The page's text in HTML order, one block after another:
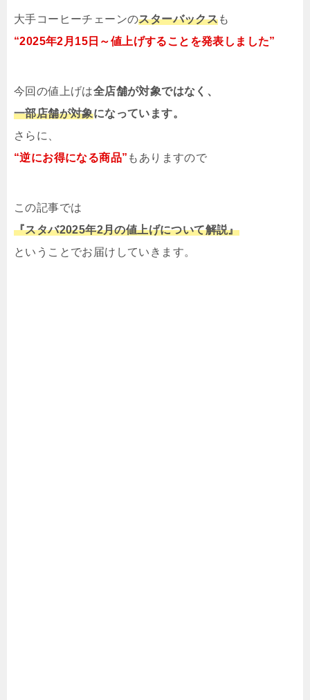
大手コーヒーチェーンのスターバックスも
“2025年2月15日～値上げすることを発表しました”
今回の値上げは全店舗が対象ではなく、
一部店舗が対象になっています。
さらに、
“逆にお得になる商品” もありますので
この記事では
『スタバ2025年2月の値上げについて解説』
ということでお届けしていきます。